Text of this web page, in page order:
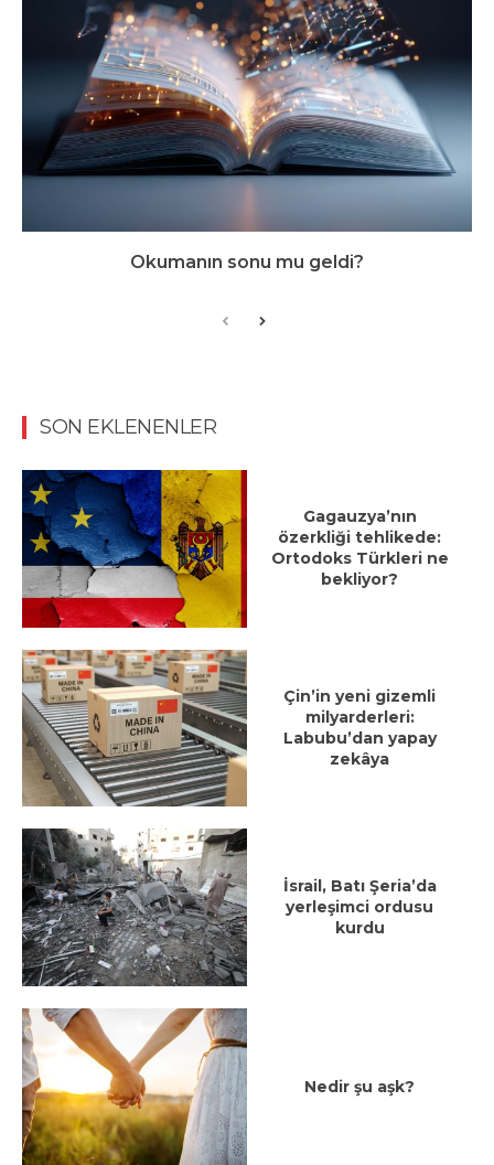
Okumanın sonu mu geldi?
SON EKLENENLER
Gagauzya’nın
özerkliği tehlikede:
Ortodoks Türkleri ne
bekliyor?
Çin’in yeni gizemli
milyarderleri:
Labubu’dan yapay
zekâya
İsrail, Batı Şeria’da
yerleşimci ordusu
kurdu
Nedir şu aşk?